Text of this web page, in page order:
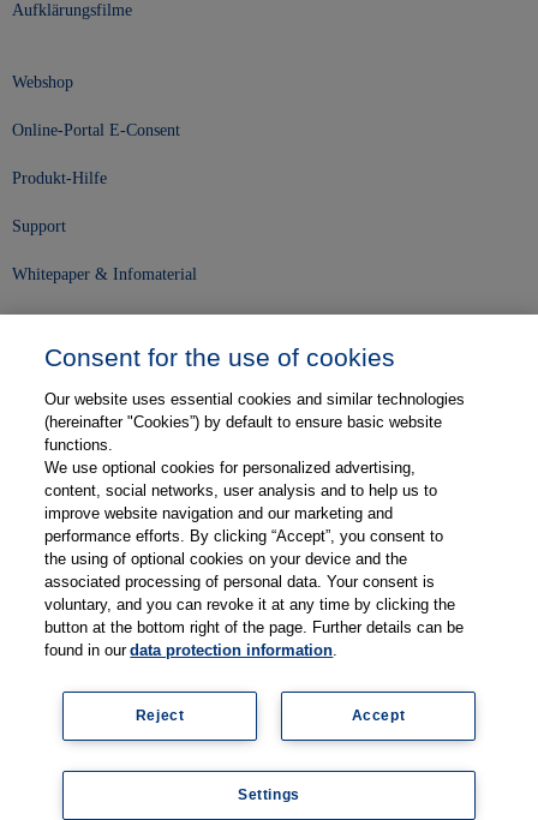
Aufklärungsfilme
Webshop
Online-Portal E-Consent
Produkt-Hilfe
Support
Whitepaper & Infomaterial
Karriere
Kontakt
Web-Semniare
Anwenderberichte
Partner
Impressum Datenschutz Kontakt AGB
Consent for the use of cookies
Our website uses essential cookies and similar technologies
(hereinafter "Cookies”) by default to ensure basic website
functions.
We use optional cookies for personalized advertising,
content, social networks, user analysis and to help us to
improve website navigation and our marketing and
performance efforts. By clicking “Accept”, you consent to
the using of optional cookies on your device and the
associated processing of personal data. Your consent is
voluntary, and you can revoke it at any time by clicking the
button at the bottom right of the page. Further details can be
found in ourdata protection information.
Accept
Reject
Settings